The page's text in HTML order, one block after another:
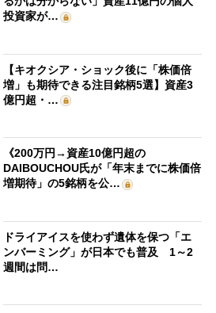
投資家が…
【キオクシア・ショック後に「株価倍
増」も期待できる注目銘柄5選】資産3
億円超・…
《200万円→資産10億円超の
DAIBOUCHOU氏が「年末までに株価倍
増期待」の5銘柄を公…
ドライアイスを使わず遺体を保つ「エ
ンバーミング」が日本でも普及 1～2
週間は問…